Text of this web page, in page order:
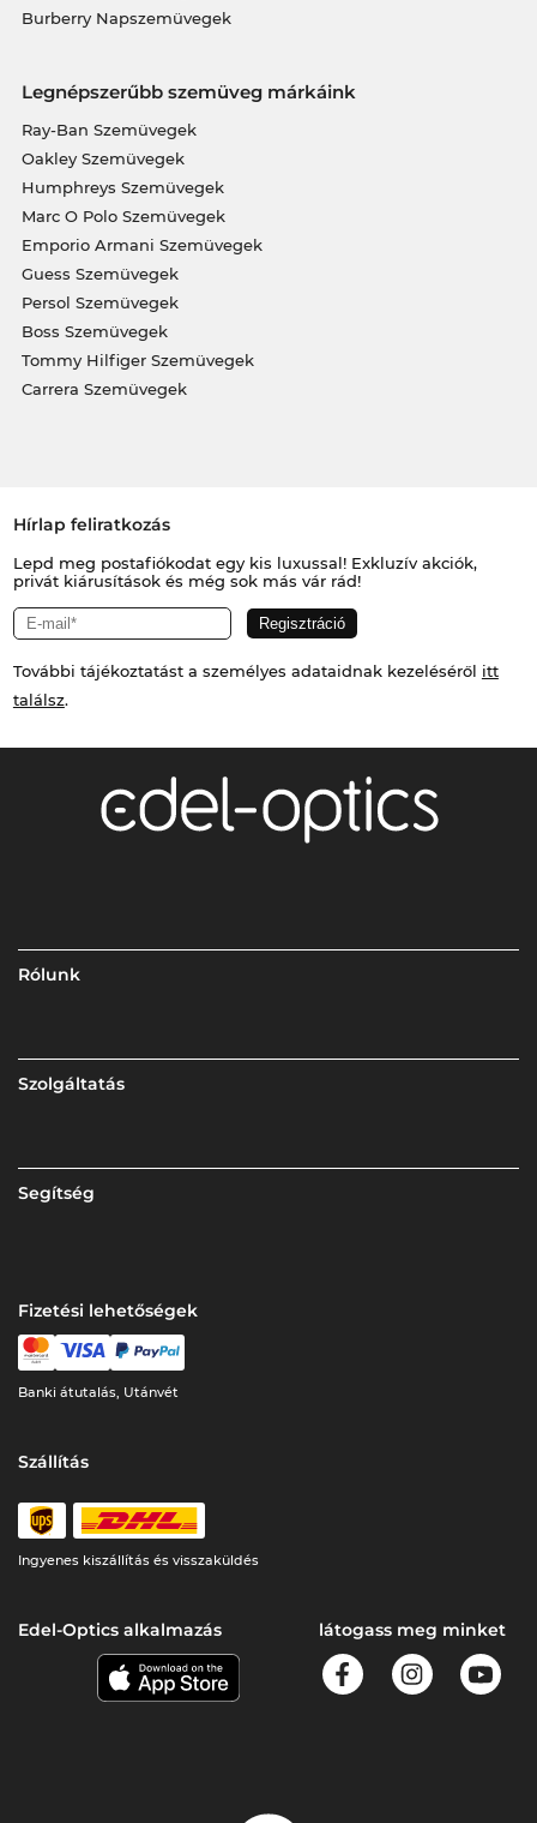
Burberry Napszemüvegek
Legnépszerűbb szemüveg márkáink
Ray-Ban Szemüvegek
Oakley Szemüvegek
Humphreys Szemüvegek
Marc O Polo Szemüvegek
Emporio Armani Szemüvegek
Guess Szemüvegek
Persol Szemüvegek
Boss Szemüvegek
Tommy Hilfiger Szemüvegek
Carrera Szemüvegek
Hírlap feliratkozás
Lepd meg postafiókodat egy kis luxussal! Exkluzív akciók,
privát kiárusítások és még sok más vár rád!
További tájékoztatást a személyes adataidnak kezeléséről itt
találsz.
Rólunk
Szolgáltatás
Segítség
Fizetési lehetőségek
Banki átutalás, Utánvét
Szállítás
Ingyenes kiszállítás és visszaküldés
Edel-Optics alkalmazás látogass meg minket